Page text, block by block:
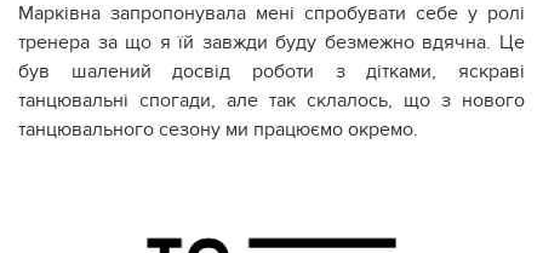
Марківна запропонувала мені спробувати себе у ролі
тренера за що я їй завжди буду безмежно вдячна. Це
був шалений досвід роботи з дітками, яскраві
танцювальні спогади, але так склалось, що з нового
танцювального сезону ми працюємо окремо.